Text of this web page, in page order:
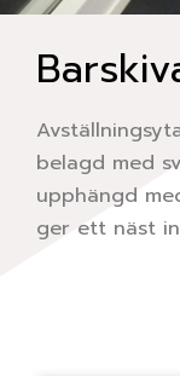
belagd med
upphängd
ger ett näst